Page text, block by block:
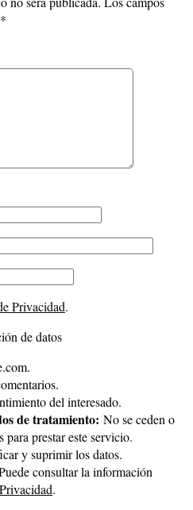
*
Privacidad.
de datos
del interesado.
de tratamiento: No se ceden o
para prestar este servicio.
y suprimir los datos.
consultar la información
.